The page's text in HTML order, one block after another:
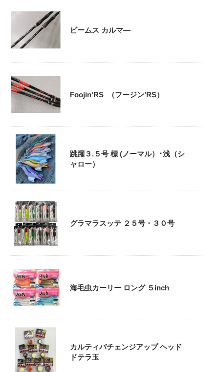
ビームス カルマ―
Foojin'RS （フージン’RS）
跳躍３.５号 標 (ノーマル）･浅（シ
ャロー）
グラマラスッテ ２５号・３０号
海毛虫カーリー ロング ５inch
カルティバチェンジアップ ヘッド
ドテラ玉